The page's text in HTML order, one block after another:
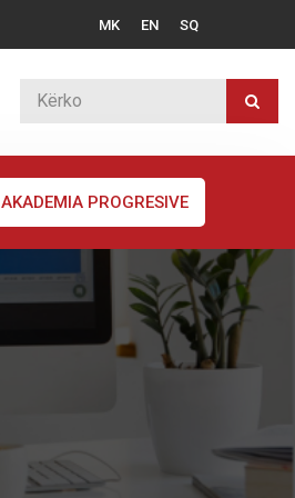
MK EN SQ
AKADEMIA PROGRESIVE